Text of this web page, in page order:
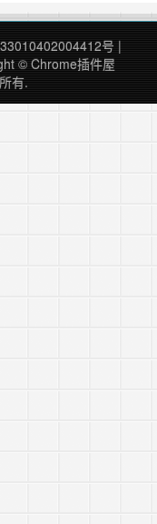
读 »
号 |
© Chrome插件屋
有.